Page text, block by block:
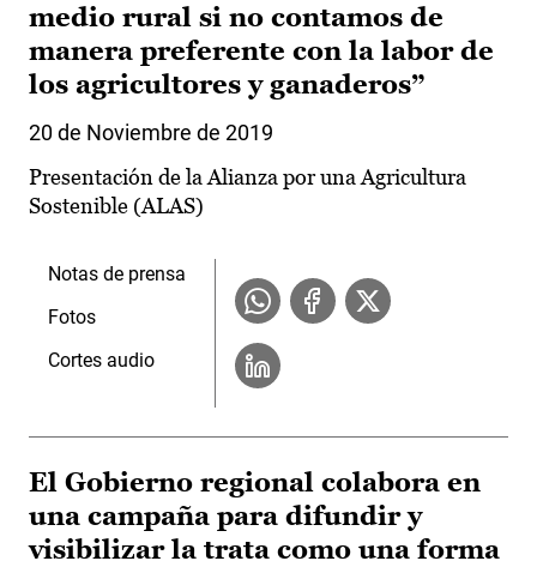
medio rural si no contamos de
manera preferente con la labor de
los agricultores y ganaderos”
20 de Noviembre de 2019
Presentación de la Alianza por una Agricultura
Sostenible (ALAS)
Notas de prensa
Fotos
Cortes audio
El Gobierno regional colabora en
una campaña para difundir y
visibilizar la trata como una forma